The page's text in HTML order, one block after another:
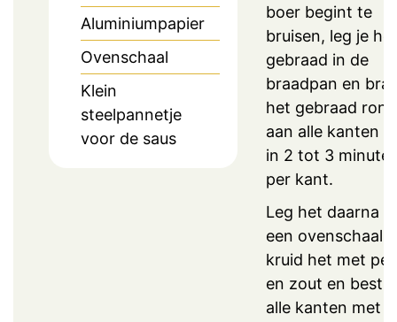
Aluminiumpapier
Ovenschaal
Klein
steelpannetje
voor de saus
boer begint te
bruisen, leg je het
gebraad in de
braadpan en
het gebraad
aan alle kanten
in 2 tot 3
per kant.
Leg het daarna in
een ovenschaal,
kruid het met
en zout en
alle kanten met